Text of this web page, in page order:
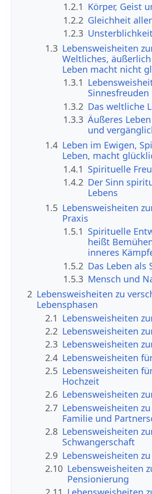
1.2.1 Körper, Geist
1.2.2 Gleichheit
1.2.3
1.3 Lebensweisheiten
Weltliches,
Leben macht nicht
1.3.1
Sinnesfreuden
1.3.2 Das weltliche
1.3.3 Äußeres
und
1.4 Leben im Ewigen,
Leben, macht
1.4.1 Spirituelle
1.4.2 Der Sinn
Lebens
1.5 Lebensweisheiten
Praxis
1.5.1 Spirituelle
heißt
inneres
1.5.2 Das Leben als
1.5.3 Mensch und
2 Lebensweisheiten zu
Lebensphasen
2.1 Lebensweisheiten
2.2 Lebensweisheiten
2.3 Lebensweisheiten
2.4 Lebensweisheiten
2.5 Lebensweisheiten
Hochzeit
2.6 Lebensweisheiten
2.7 Lebensweisheiten
Familie und
2.8 Lebensweisheiten
Schwangerschaft
2.9 Lebensweisheiten
2.10 Lebensweisheiten
Pensionierung